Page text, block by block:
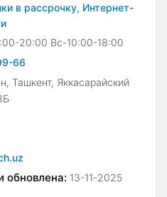
в рассрочку, Интернет-
20:00 Вс-10:00-18:00
66
Ташкент, Яккасарайский
обновлена: 13-11-2025